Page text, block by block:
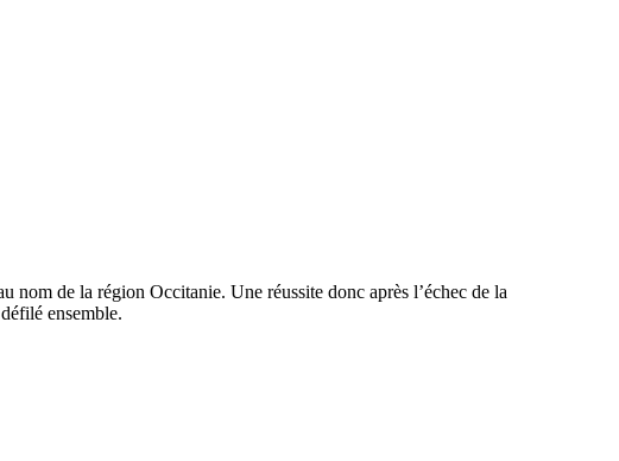
nom de la région Occitanie. Une réussite donc après l’échec de la
ensemble.